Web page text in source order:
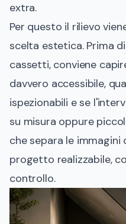
extra.
Per questo il rilievo
scelta estetica. Prima
cassetti, conviene
davvero accessibile,
ispezionabili e se
su misura oppure
che separa le immagini
progetto realizzabile,
controllo.